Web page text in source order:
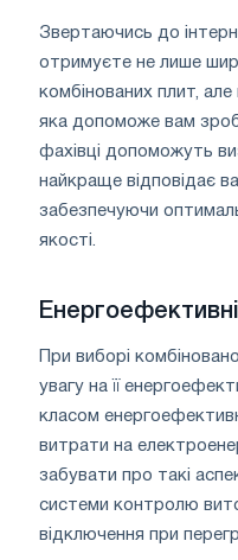
Звертаючись до
отримуєте не лише
комбінованих плит,
яка допоможе вам
фахівці допоможуть
найкраще відповідає
забезпечуючи
якості.
При виборі
увагу на її
класом
витрати на
забувати про такі
системи контролю
відключення при